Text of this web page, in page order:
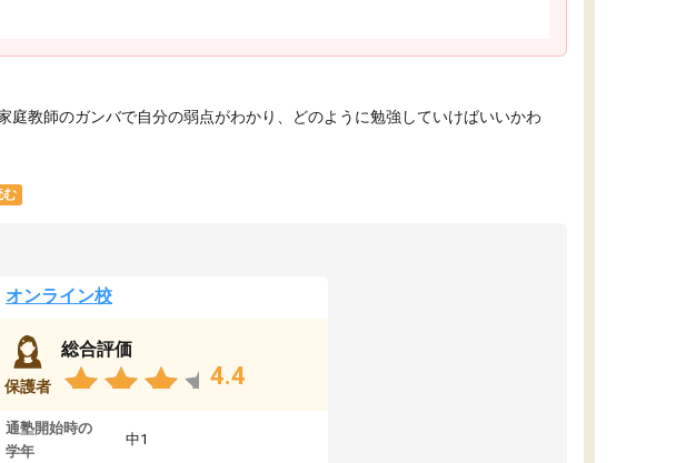
教師のガンバで自分の弱点がわかり、どのように勉強していけばいいかわ
む
オンライン校
保護者
総合評価
4.4
通塾開始時の
学年
中1